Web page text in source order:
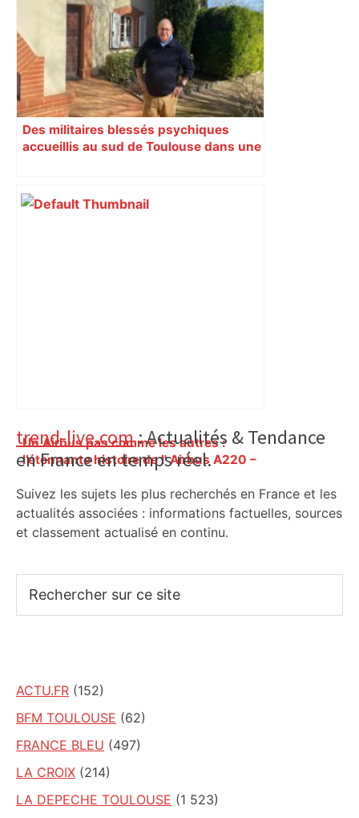
Des militaires blessés psychiques
accueillis au sud de Toulouse dans une
Un Airbus pas comme les autres :
l’étonnante histoire de l' Airbus A220 –
Primary
Sidebar
trend-live.com: Actualités & Tendance
en France en temps réel.
Suivez les sujets les plus recherchés en France et les
actualités associées : informations factuelles, sources
et classement actualisé en continu.
sur
ACTU.FR (152)
BFM TOULOUSE (62)
FRANCE BLEU (497)
LA CROIX (214)
LA DEPECHE TOULOUSE (1 523)